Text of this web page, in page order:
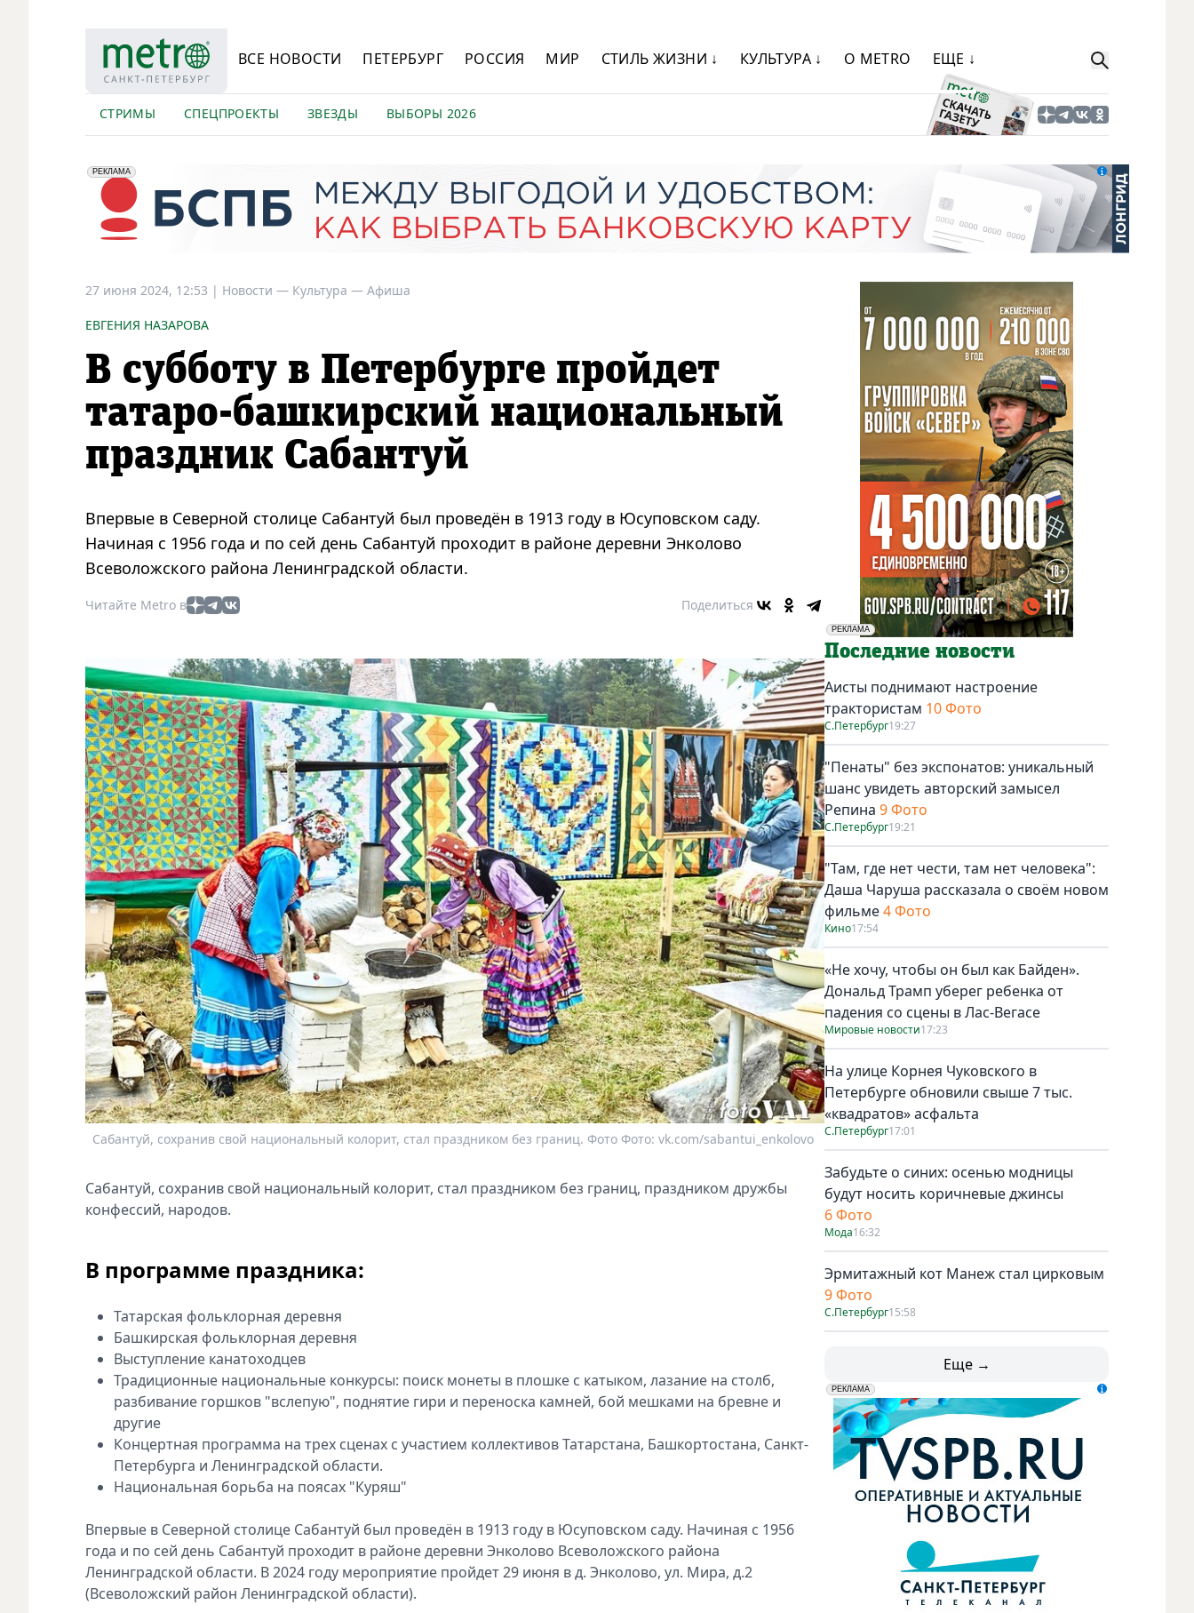
ВСЕ НОВОСТИ ПЕТЕРБУРГ РОССИЯ МИР СТИЛЬ ЖИЗНИ ↓ КУЛЬТУРА ↓ О METRO ЕЩЕ ↓
СТРИМЫ СПЕЦПРОЕКТЫ ЗВЕЗДЫ ВЫБОРЫ 2026
erid: 2VfnxyFybV5
РЕКЛАМА
ПАО "Банк "Санкт-Петербург", ИНН: 7831000027
27 июня 2024, 12:53 | Новости — Культура — Афиша
ЕВГЕНИЯ НАЗАРОВА
В субботу в Петербурге пройдет
татаро-башкирский национальный
праздник Сабантуй
Впервые в Северной столице Сабантуй был проведён в 1913 году в Юсуповском саду.
Начиная с 1956 года и по сей день Сабантуй проходит в районе деревни Энколово
Всеволожского района Ленинградской области.
Читайте Metro в Поделиться
Сабантуй, сохранив свой национальный колорит, стал праздником без границ. Фото Фото: vk.com/sabantui_enkolovo
Сабантуй, сохранив свой национальный колорит, стал праздником без границ, праздником дружбы
конфессий, народов.
В программе праздника:
Татарская фольклорная деревня
Башкирская фольклорная деревня
Выступление канатоходцев
Традиционные национальные конкурсы: поиск монеты в плошке с катыком, лазание на столб,
разбивание горшков "вслепую", поднятие гири и переноска камней, бой мешками на бревне и
другие
Концертная программа на трех сценах с участием коллективов Татарстана, Башкортостана, Санкт-
Петербурга и Ленинградской области.
Национальная борьба на поясах "Куряш"
Впервые в Северной столице Сабантуй был проведён в 1913 году в Юсуповском саду. Начиная с 1956
года и по сей день Сабантуй проходит в районе деревни Энколово Всеволожского района
Ленинградской области. В 2024 году мероприятие пройдет 29 июня в д. Энколово, ул. Мира, д.2
(Всеволожский район Ленинградской области).
РЕКЛАМА
Социальная реклама
Последние новости
Аисты поднимают настроение
трактористам 10 Фото
С.Петербург19:27
"Пенаты" без экспонатов: уникальный
шанс увидеть авторский замысел
Репина 9 Фото
С.Петербург19:21
"Там, где нет чести, там нет человека":
Даша Чаруша рассказала о своём новом
фильме4 Фото
Кино17:54
«Не хочу, чтобы он был как Байден».
Дональд Трамп уберег ребенка от
падения со сцены в Лас-Вегасе
Мировые новости17:23
На улице Корнея Чуковского в
Петербурге обновили свыше 7 тыс.
«квадратов» асфальта
С.Петербург17:01
Забудьте о синих: осенью модницы
будут носить коричневые джинсы
6 Фото
Мода16:32
Эрмитажный кот Манеж стал цирковым
9 Фото
С.Петербург15:58
Еще →
erid: LdtCK5udn
РЕКЛАМА
АО "ГАТР", ИНН: 7841320717